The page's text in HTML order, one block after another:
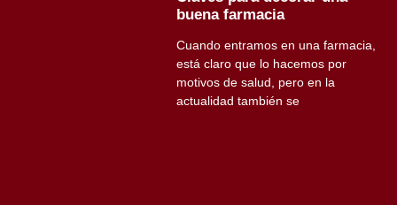
buena farmacia
Cuando entramos en una farmacia,
está claro que lo hacemos por
motivos de salud, pero en la
actualidad también se